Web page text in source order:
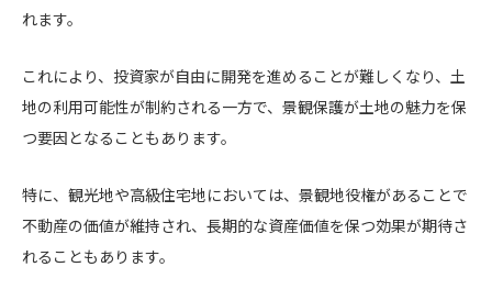
れます。
これにより、投資家が自由に開発を進めることが難しくなり、土
地の利用可能性が制約される一方で、景観保護が土地の魅力を保
つ要因となることもあります。
特に、観光地や高級住宅地においては、景観地役権があることで
不動産の価値が維持され、長期的な資産価値を保つ効果が期待さ
れることもあります。